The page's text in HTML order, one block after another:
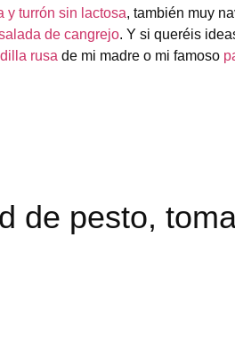
y turrón sin lactosa, también muy
de cangrejo. Y si queréis
rusa de mi madre o mi famoso
de pesto,